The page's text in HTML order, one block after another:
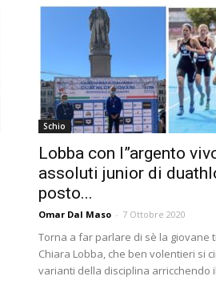
Schio
Lobba con l”argento
assoluti junior di
posto...
Omar Dal Maso - 7 Ottobre 2020
Torna a far parlare di sè la giovane
Chiara Lobba, che ben volentieri si
varianti della disciplina arricchendo